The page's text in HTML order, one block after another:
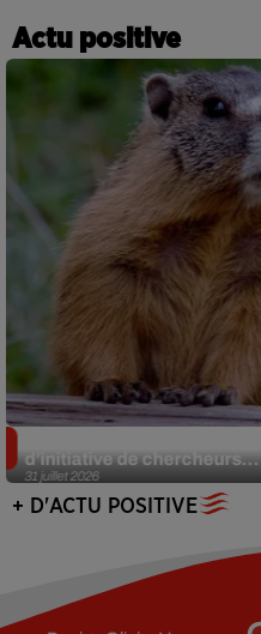
Actu positive
31 juillet 2026
d’initiative de chercheurs...
+ D'ACTU POSITIVE